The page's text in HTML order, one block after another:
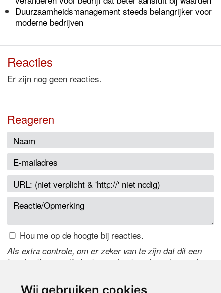
Wij gebruiken cookies
Duurzaamheidsmanagement steeds belangrijker voor
moderne bedrijven
Reacties
Er zijn nog geen reacties.
Reageren
Hou me op de hoogte bij reacties.
Als extra controle, om er zeker van te zijn dat dit een
handmatige reactie is, typ onderstaande code over in
de code te wijzigen.